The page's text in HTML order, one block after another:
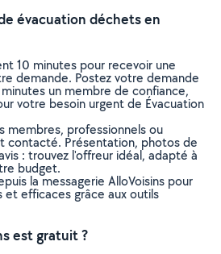
évacuation déchets en
10 minutes pour recevoir une
demande. Postez votre demande
un membre de confiance,
votre besoin urgent de Évacuation
membres, professionnels ou
contacté. Présentation, photos de
: trouvez l'offreur idéal, adapté à
budget.
la messagerie AlloVoisins pour
et efficaces grâce aux outils
est gratuit ?